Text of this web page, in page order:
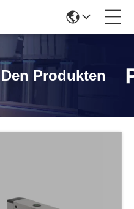
Produkten